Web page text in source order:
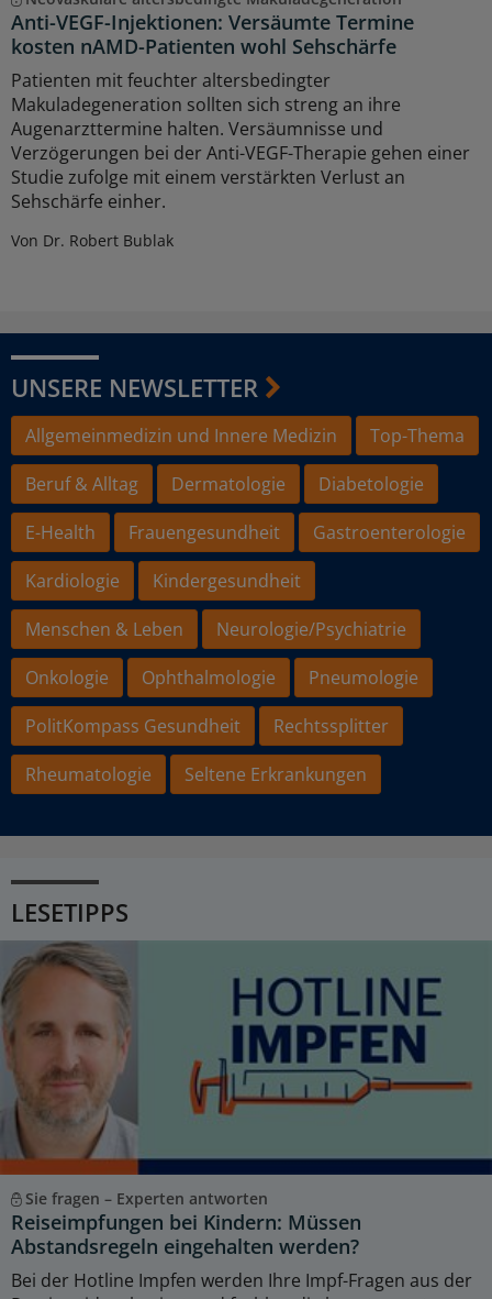
Anti-VEGF-Injektionen: Versäumte Termine
kosten nAMD-Patienten wohl Sehschärfe
Patienten mit feuchter altersbedingter
Makuladegeneration sollten sich streng an ihre
Augenarzttermine halten. Versäumnisse und
Verzögerungen bei der Anti-VEGF-Therapie gehen einer
Studie zufolge mit einem verstärkten Verlust an
Sehschärfe einher.
Von Dr. Robert Bublak
UNSERE NEWSLETTER
Allgemeinmedizin und Innere Medizin
Top-Thema
Beruf & Alltag
Dermatologie
Diabetologie
E-Health
Frauengesundheit
Gastroenterologie
Kardiologie
Kindergesundheit
Menschen & Leben
Neurologie/Psychiatrie
Onkologie
Ophthalmologie
Pneumologie
PolitKompass Gesundheit
Rechtssplitter
Rheumatologie
Seltene Erkrankungen
LESETIPPS
Sie fragen – Experten antworten
Reiseimpfungen bei Kindern: Müssen
Abstandsregeln eingehalten werden?
Bei der Hotline Impfen werden Ihre Impf-Fragen aus der